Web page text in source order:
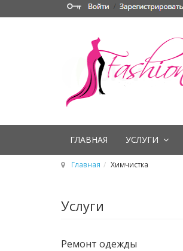
ГЛАВНАЯ УСЛУГИ
Главная Химчистка
Услуги
Ремонт одежды